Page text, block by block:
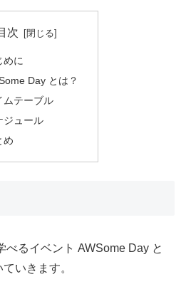
次
めに
Day とは？
ムテーブル
ジュール
め
べるイベント AWSome Day と
いきます。